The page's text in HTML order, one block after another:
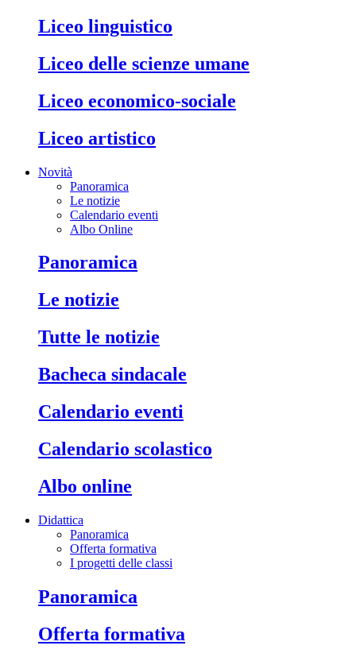
liceo linguistico
liceo delle scienze umane
liceo economico-sociale
liceo artistico
Novità
Panoramica
Le notizie
Calendario eventi
Albo Online
panoramica
le notizie
tutte le notizie
bacheca sindacale
calendario eventi
calendario scolastico
albo online
Didattica
Panoramica
Offerta formativa
I progetti delle classi
panoramica
offerta formativa